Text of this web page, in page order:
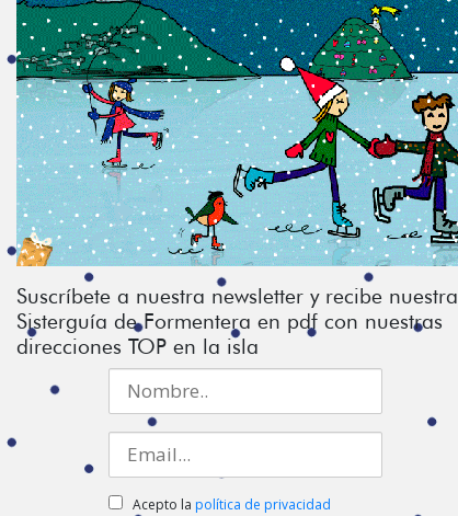
Suscríbete a nuestra newsletter y recibe nuestra
Sisterguía de Formentera en pdf con nuestras
direcciones TOP en la isla
Acepto la política de privacidad